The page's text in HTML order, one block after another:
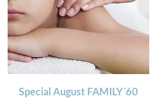
Special August FAMILY´60